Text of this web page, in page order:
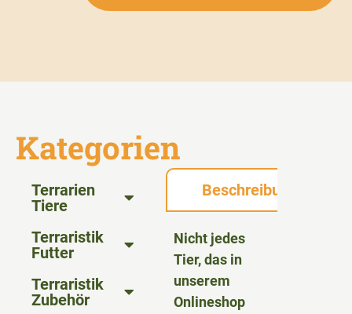
Kategorien
Terrarien
Tiere
Terraristik
Futter
Terraristik
Zubehör
Beschreibung
Nicht jedes
Tier, das in
unserem
Onlineshop